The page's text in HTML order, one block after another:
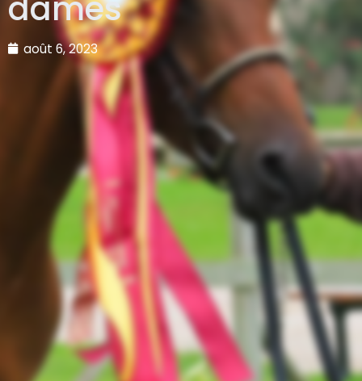
août 6, 2023